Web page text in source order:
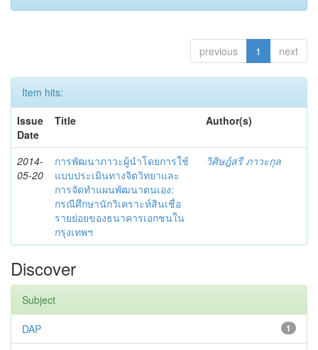
previous 1 next
Item hits:
Issue
Date
Title Author(s)
2014-
05-20
การพัฒนาภาวะผู้นำโดยการใช้
แบบประเมินทางจิตวิทยาและ
การจัดทำแผนพัฒนาตนเอง:
กรณีศึกษานักวิเคราะห์สินเชื่อ
รายย่อยของธนาคารเอกชนใน
กรุงเทพฯ
วิศิษฎ์สรี ภาวะกุล
Discover
Subject
1
DAP